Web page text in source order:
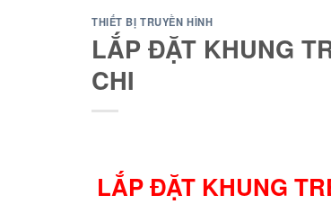
THIẾT BỊ TRUYỀN HÌNH
LẮP ĐẶT KHUNG
CHI
LẮP ĐẶT KHUNG